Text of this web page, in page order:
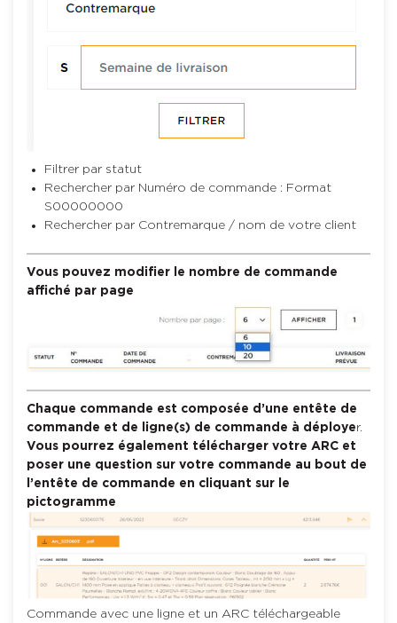
Filtrer par statut
Rechercher par Numéro de commande : Format
S00000000
Rechercher par Contremarque / nom de votre client
Vous pouvez modifier le nombre de commande
affiché par page
Chaque commande est composée d’une entête de
commande et de ligne(s) de commande à déployer.
Vous pourrez également télécharger votre ARC et
poser une question sur votre commande au bout de
l’entête de commande en cliquant sur le
pictogramme
Commande avec une ligne et un ARC téléchargeable